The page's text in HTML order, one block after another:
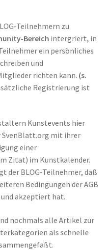
Teilnehmern zu
Bereich intergriert, in
ein persönliches
und
richten kann. (s.
Registrierung ist
Kunstevents hier
mit ihrer
einer
Zitat) im Kunstkalender.
der BLOG-Teilnehmer, daß
Bedingungen der AGB
akzeptiert hat.
nochmals alle Artikel zur
als schnelle